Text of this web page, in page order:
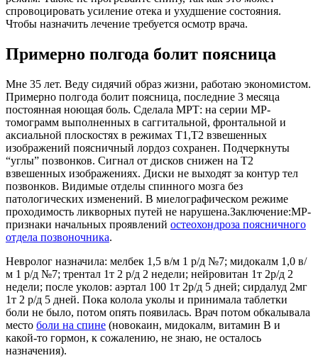
спровоцировать усиление отека и ухудшение состояния.
Чтобы назначить лечение требуется осмотр врача.
Примерно полгода болит поясница
Мне 35 лет. Веду сидячий образ жизни, работаю экономистом.
Примерно полгода болит поясница, последние 3 месяца
постоянная ноющая боль. Сделала МРТ: на серии МР-
томограмм выполненных в саггитальной, фронтальной и
аксиальной плоскостях в режимах Т1,Т2 взвешенных
изображений поясничный лордоз сохранен. Подчеркнуты
“углы” позвонков. Сигнал от дисков снижен на Т2
взвешенных изображениях. Диски не выходят за контур тел
позвонков. Видимые отделы спинного мозга без
патологических изменений. В миелографическом режиме
проходимость ликворных путей не нарушена.Заключение:МР-
признаки начальных проявлений остеохондроза поясничного
отдела позвоночника.
Невролог назначила: мелбек 1,5 в/м 1 р/д №7; мидокалм 1,0 в/
м 1 р/д №7; трентал 1т 2 р/д 2 недели; нейровитан 1т 2р/д 2
недели; после уколов: аэртал 100 1т 2р/д 5 дней; сирдалуд 2мг
1т 2 р/д 5 дней. Пока колола уколы и принимала таблетки
боли не было, потом опять появилась. Врач потом обкалывала
место боли на спине (новокаин, мидокалм, витамин В и
какой-то гормон, к сожалению, не знаю, не осталось
назначения).